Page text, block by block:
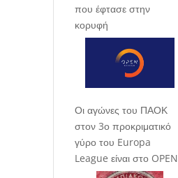
που έφτασε στην
κορυφή
Οι αγώνες του ΠΑΟΚ
στον 3ο προκριματικό
γύρο του Europa
League είναι στο OPEN